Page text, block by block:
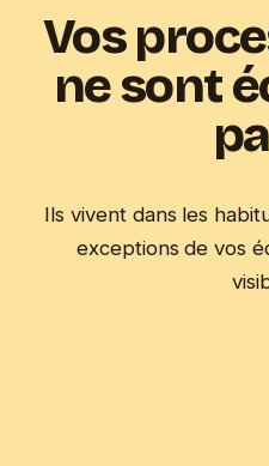
Vos
ne sont
Ils vivent dans les
exceptions de vos